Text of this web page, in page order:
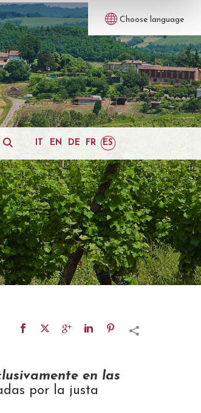
Choose language
IT EN DE FR ES
en las
por la justa